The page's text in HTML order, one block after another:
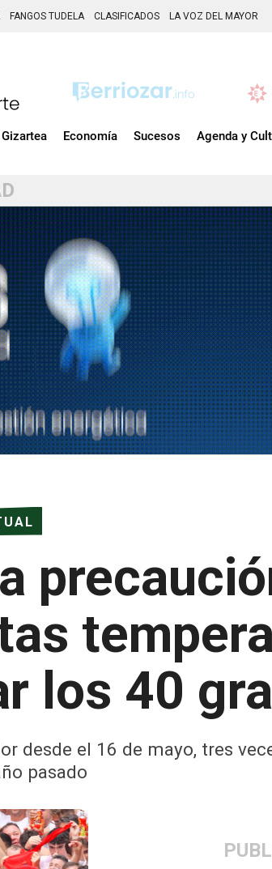
FANGOS TUDELA CLASIFICADOS LA VOZ DEL MAYOR
Gizartea Economía Sucesos Agenda y
los 40
desde el 16 de mayo, tres
pasado